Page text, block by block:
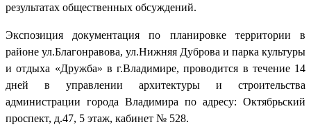
результатах общественных обсуждений.
Экспозиция документация по планировке территории в
районе ул.Благонравова, ул.Нижняя Дуброва и парка культуры
и отдыха «Дружба» в г.Владимире, проводится в течение 14
дней в управлении архитектуры и строительства
администрации города Владимира по адресу: Октябрьский
проспект, д.47, 5 этаж, кабинет № 528.